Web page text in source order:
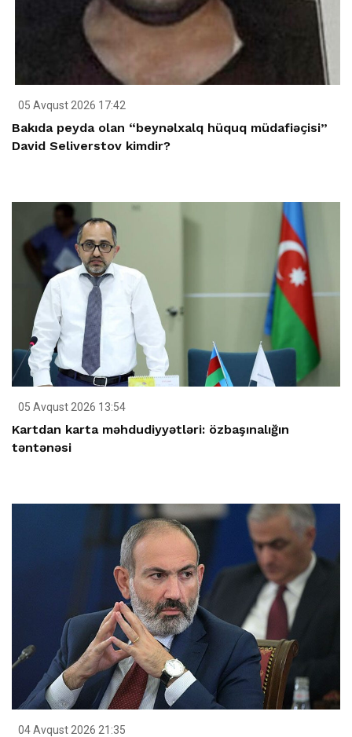
05 Avqust 2026 17:42
Bakıda peyda olan “beynəlxalq hüquq müdafiəçisi”
David Seliverstov kimdir?
05 Avqust 2026 13:54
Kartdan karta məhdudiyyətləri: özbaşınalığın
təntənəsi
04 Avqust 2026 21:35